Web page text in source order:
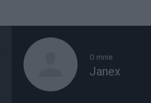
O mnie
Janex